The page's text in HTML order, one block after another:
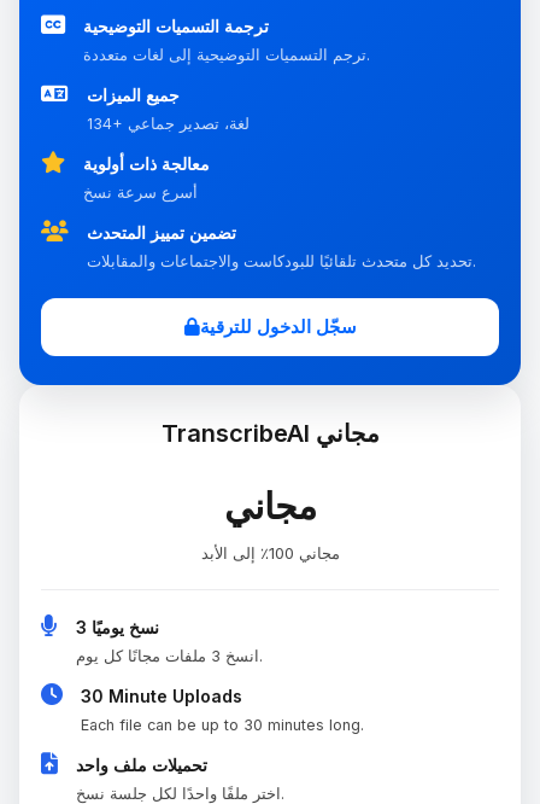
TranscribeAI مجاني
مجاني
مجاني 100٪ إلى الأبد
3 نسخ يوميًا
انسخ 3 ملفات مجانًا كل يوم.
30 Minute Uploads
Each file can be up to 30 minutes long.
تحميلات ملف واحد
اختر ملفًا واحدًا لكل جلسة نسخ.
ترجمة التسميات التوضيحية
ترجم التسميات التوضيحية إلى لغات متعددة.
جميع الميزات
134+ لغة، تصدير جماعي
معالجة ذات أولوية
أسرع سرعة نسخ
تضمين تمييز المتحدث
تحديد كل متحدث تلقائيًا للبودكاست والاجتماعات والمقابلات.
سجّل الدخول للترقية